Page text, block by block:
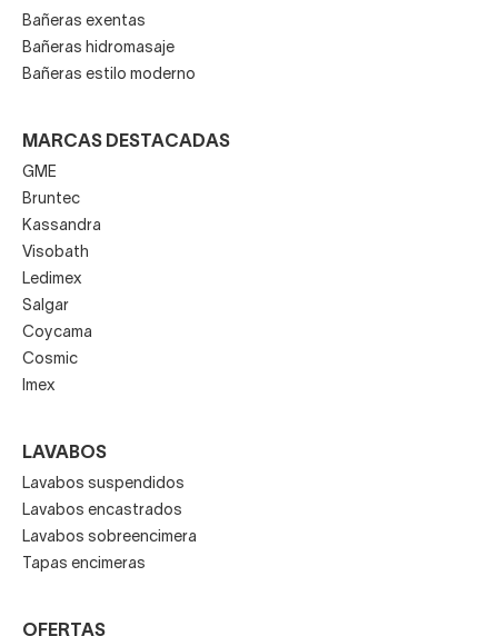
Bañeras exentas
Bañeras hidromasaje
Bañeras estilo moderno
MARCAS DESTACADAS
GME
Bruntec
Kassandra
Visobath
Ledimex
Salgar
Coycama
Cosmic
Imex
LAVABOS
Lavabos suspendidos
Lavabos encastrados
Lavabos sobreencimera
Tapas encimeras
OFERTAS